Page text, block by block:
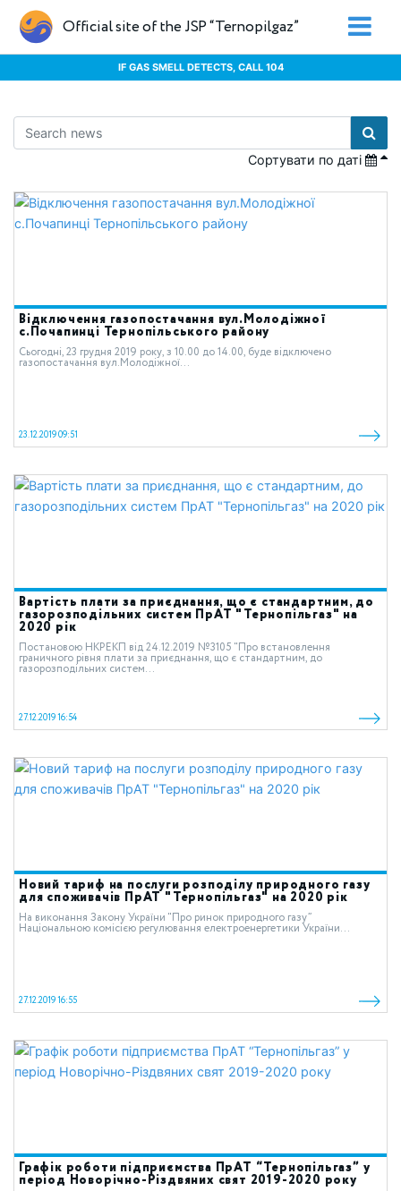
Official site of the JSP “Ternopilgaz”
IF GAS SMELL DETECTS, CALL 104
Сортувати по даті
Відключення газопостачання вул.Молодіжної
с.Почапинці Тернопільського району
Сьогодні, 23 грудня 2019 року, з 10.00 до 14.00, буде відключено
газопостачання вул.Молодіжної...
23.12.2019 09:51
Вартість плати за приєднання, що є стандартним, до
газорозподільних систем ПрАТ "Тернопільгаз" на
2020 рік
Постановою НКРЕКП від 24.12.2019 №3105 “Про встановлення
граничного рівня плати за приєднання, що є стандартним, до
газорозподільних систем...
27.12.2019 16:54
Новий тариф на послуги розподілу природного газу
для споживачів ПрАТ "Тернопільгаз" на 2020 рік
На виконання Закону України “Про ринок природного газу”
Національною комісією регулювання електроенергетики України...
27.12.2019 16:55
Графік роботи підприємства ПрАТ “Тернопільгаз” у
період Новорічно-Різдвяних свят 2019-2020 року